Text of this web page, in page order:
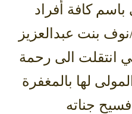
كافة أفراد
نوف بنت عبدالعزيز
انتقلت الى رحمة
لها بالمغفرة
جناته